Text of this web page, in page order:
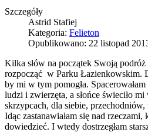
Szczegóły
Astrid Stafiej
Kategoria: Felieton
Opublikowano: 22 listopad
Kilka słów na początek Swoją podróż
rozpocząć w Parku Łazienkowskim.
by mi w tym pomogła.
ludzi i zwierzęta, a słońce świeciło
skrzypcach, dla siebie,
Idąc zastanawiałam się nad rzeczami,
dowiedzieć. I wtedy dostrzegłam